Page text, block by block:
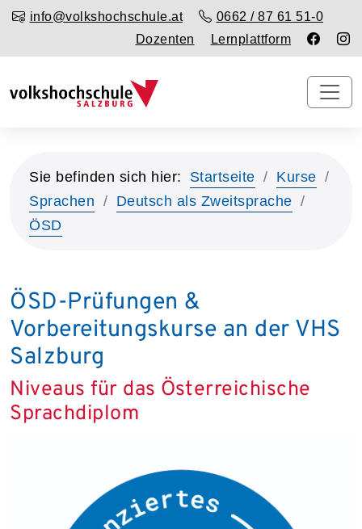
info@volkshochschule.at
0662 / 87 61 51-0
Dozenten
Lernplattform
Sie befinden sich hier: Startseite
Kurse
Sprachen
Deutsch als Zweitsprache
ÖSD
ÖSD-Prüfungen &
Vorbereitungskurse an der VHS
Salzburg
Niveaus für das Österreichische
Sprachdiplom